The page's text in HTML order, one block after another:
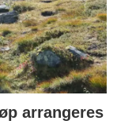
arrangeres